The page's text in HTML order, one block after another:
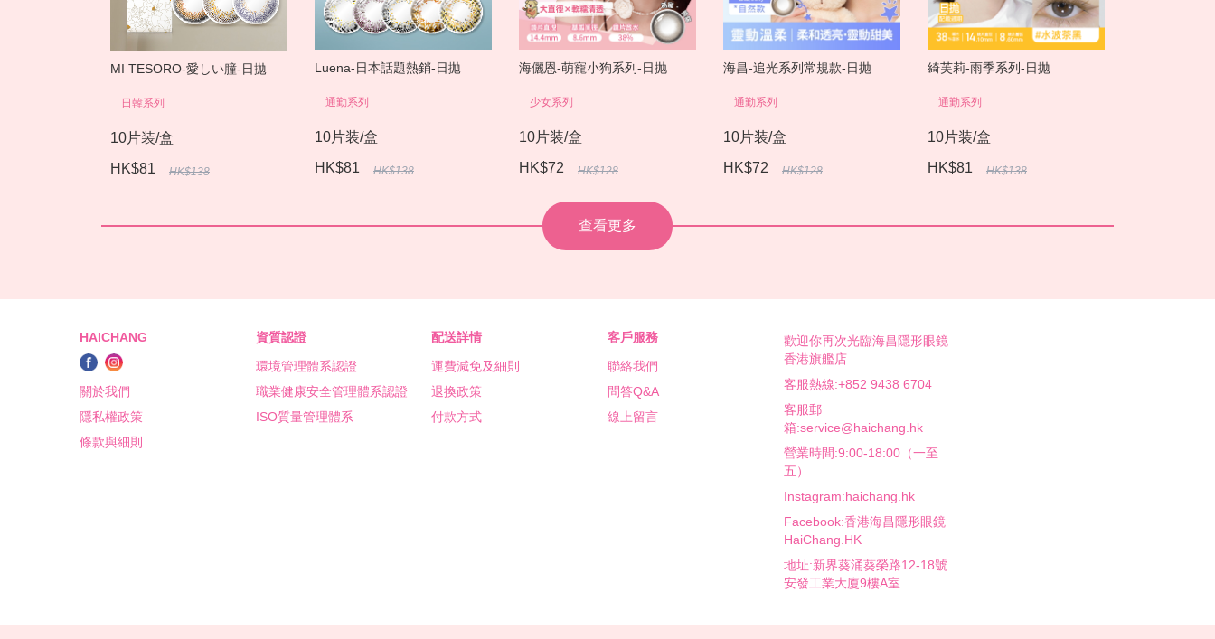
MI TESORO-愛しい朣-日拋
日韓系列
10片装/盒
HK$81
HK$138
Luena-日本話題熱銷-日拋
通勤系列
10片装/盒
HK$81
HK$138
海儷恩-萌寵小狗系列-日抛
少女系列
10片装/盒
HK$72
HK$128
海昌-追光系列常規款-日抛
通勤系列
10片装/盒
HK$72
HK$128
綺芙莉-雨季系列-日拋
通勤系列
10片装/盒
HK$81
HK$138
查看更多
HAICHANG
關於我們
隱私權政策
條款與細則
資質認證
環境管理體系認證
職業健康安全管理體系認證
ISO質量管理體系
配送詳情
運費減免及細則
退換政策
付款方式
客戶服務
聯絡我們
問答Q&A
線上留言
歡迎你再次光臨海昌隱形眼鏡
香港旗艦店
客服熱線:+852 9438 6704
客服郵
箱:service@haichang.hk
營業時間:9:00-18:00（一至
五）
Instagram:haichang.hk
Facebook:香港海昌隱形眼鏡
HaiChang.HK
地址:新界葵涌葵榮路12-18號
安發工業大廈9樓A室